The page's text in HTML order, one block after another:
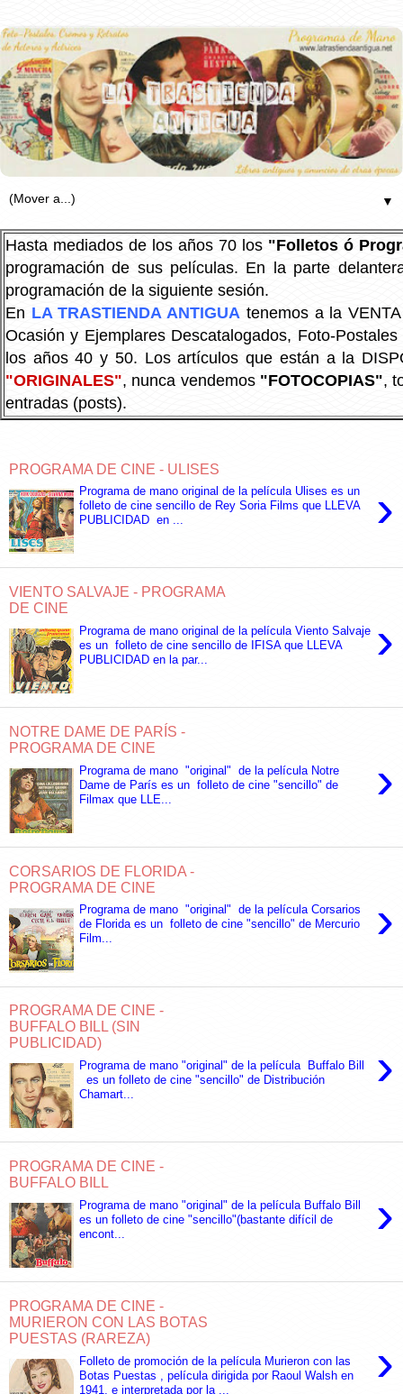
▼
Hasta mediados de los años 70 los "Folletos ó
programación de sus películas. En la parte
programación de la siguiente sesión.
En LA TRASTIENDA ANTIGUA tenemos a la
Ocasión y Ejemplares Descatalogados, Foto-
los años 40 y 50. Los artículos que están a la
"ORIGINALES", nunca vendemos "FOTOCOPIAS",
entradas (posts).
PROGRAMA DE CINE - ULISES
›
Programa de mano original de la película Ulises es un
folleto de cine sencillo de Rey Soria Films que LLEVA
PUBLICIDAD en ...
VIENTO SALVAJE - PROGRAMA
DE CINE
›
Programa de mano original de la película Viento Salvaje
es un folleto de cine sencillo de IFISA que LLEVA
PUBLICIDAD en la par...
NOTRE DAME DE PARÍS -
PROGRAMA DE CINE
›
Programa de mano "original" de la película Notre
Dame de París es un folleto de cine "sencillo" de
Filmax que LLE...
CORSARIOS DE FLORIDA -
PROGRAMA DE CINE
›
Programa de mano "original" de la película Corsarios
de Florida es un folleto de cine "sencillo" de Mercurio
Film...
PROGRAMA DE CINE -
BUFFALO BILL (SIN
PUBLICIDAD)
›
Programa de mano "original" de la película Buffalo Bill
es un folleto de cine "sencillo" de Distribución
Chamart...
PROGRAMA DE CINE -
BUFFALO BILL
›
Programa de mano "original" de la película Buffalo Bill
es un folleto de cine "sencillo"(bastante difícil de
encont...
PROGRAMA DE CINE -
MURIERON CON LAS BOTAS
PUESTAS (RAREZA)
›
Folleto de promoción de la película Murieron con las
Botas Puestas , película dirigida por Raoul Walsh en
1941, e interpretada por la ...